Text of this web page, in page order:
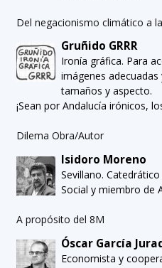
Del negacionismo climático a
Gruñido GRRR
Ironía gráfica. Para
imágenes
tamaños y aspecto.
¡Sean por Andalucía irónicos,
Dilema Obra/Autor
Isidoro Moreno
Sevillano.
Social y miembro de
A propósito del 8M
Óscar García
Economista y